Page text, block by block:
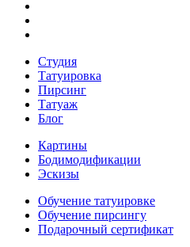
Студия
Татуировка
Пирсинг
Татуаж
Блог
Картины
Бодимодификации
Эскизы
Обучение татуировке
Обучение пирсингу
Подарочный сертификат